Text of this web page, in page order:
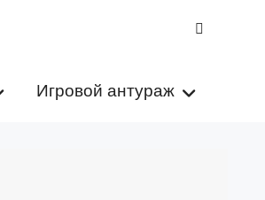
Игровой антураж